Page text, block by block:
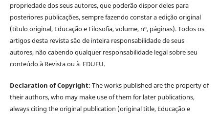
propriedade dos seus autores, que poderão dispor deles para
posteriores publicações, sempre fazendo constar a edição original
(título original, Educação e Filosofia, volume, nº, páginas). Todos os
artigos desta revista são de inteira responsabilidade de seus
autores, não cabendo qualquer responsabilidade legal sobre seu
conteúdo à Revista ou à EDUFU.
Declaration of Copyright: The works published are the property of
their authors, who may make use of them for later publications,
always citing the original publication (original title, Educação e